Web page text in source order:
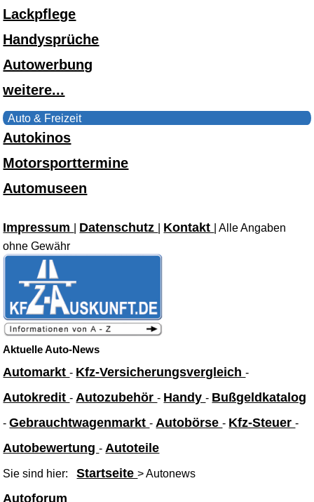
Lackpflege
Handysprüche
Autowerbung
weitere...
Auto & Freizeit
Autokinos
Motorsporttermine
Automuseen
Impressum Datenschutz Kontakt
| Alle Angaben
ohne Gewähr
Aktuelle Auto-News
Automarkt- Kfz-Versicherungsvergleich-
Autokredit- Autozubehör- Handy- Bußgeldkatalog
-Gebrauchtwagenmarkt- Autobörse- Kfz-Steuer-
Autobewertung- Autoteile
Sie sind hier:Startseite> Autonews
Autoforum